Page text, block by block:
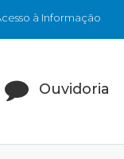
à Informação
Ouvidoria